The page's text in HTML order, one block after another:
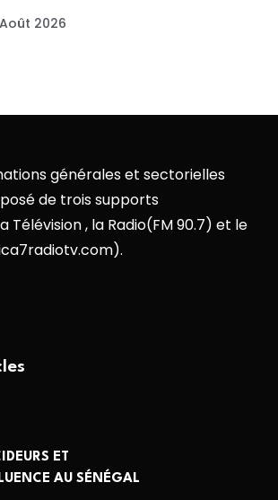
2026
générales et sectorielles
de trois supports
Télévision , la Radio(FM 90.7) et le
ET
AU SÉNÉGAL